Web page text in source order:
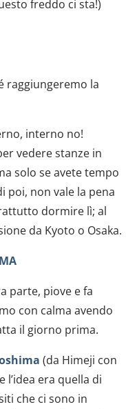
freddo ci sta!)
raggiungeremo la
interno no!
vedere stanze in
solo se avete tempo
poi, non vale la pena
dormire lì; al
da Kyoto o Osaka.
parte, piove e fa
con calma avendo
il giorno prima.
(da Himeji con
l’idea era quella di
che ci sono in